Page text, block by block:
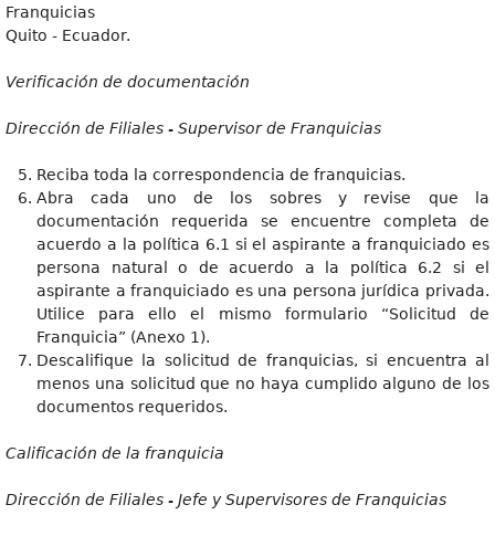
Franquicias
Quito - Ecuador.
Verificación de documentación
Dirección de Filiales - Supervisor de Franquicias
Reciba toda la correspondencia de franquicias.
Abra cada uno de los sobres y revise que la
documentación requerida se encuentre completa de
acuerdo a la política 6.1 si el aspirante a franquiciado es
persona natural o de acuerdo a la política 6.2 si el
aspirante a franquiciado es una persona jurídica privada.
Utilice para ello el mismo formulario “Solicitud de
Franquicia” (Anexo 1).
Descalifique la solicitud de franquicias, si encuentra al
menos una solicitud que no haya cumplido alguno de los
documentos requeridos.
Calificación de la franquicia
Dirección de Filiales - Jefe y Supervisores de Franquicias